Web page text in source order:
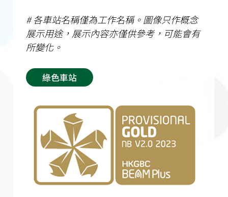
# 各車站名稱僅為工作名稱。圖像只作概念
展示用途，展示內容亦僅供參考，可能會有
所變化。
綠色車站